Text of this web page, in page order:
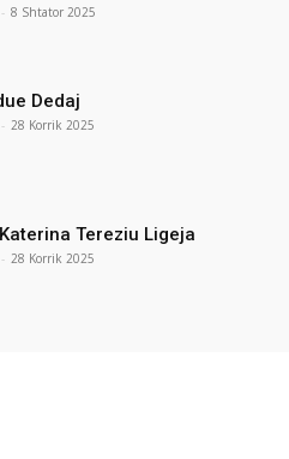
- 8 Shtator 2025
Dedaj
- 28 Korrik 2025
Tereziu Ligeja
- 28 Korrik 2025